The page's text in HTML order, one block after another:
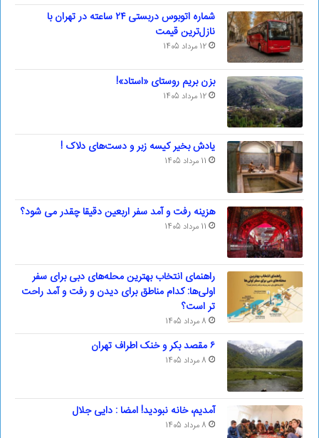
شماره اتوبوس دربستی ۲۴ ساعته در تهران با
نازل‌ترین قیمت
12 مرداد 1405
بزن بریم روستای «استاد»!
12 مرداد 1405
یادش بخیر کیسه‌ زبر و دست‌های دلاک !
11 مرداد 1405
هزینه رفت و آمد سفر اربعین دقیقا چقدر می شود؟
11 مرداد 1405
راهنمای انتخاب بهترین محله‌های دبی برای سفر
اولی‌ها: کدام مناطق برای دیدن و رفت و آمد راحت
تر است؟
8 مرداد 1405
۶ مقصد بکر و خنک اطراف تهران
8 مرداد 1405
آمدیم، خانه نبودید! امضا : دایی جلال
8 مرداد 1405